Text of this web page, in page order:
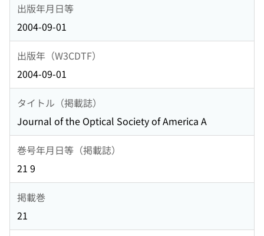
出版年月日等
2004-09-01
出版年（W3CDTF）
2004-09-01
タイトル（掲載誌）
Journal of the Optical Society of America A
巻号年月日等（掲載誌）
21 9
掲載巻
21